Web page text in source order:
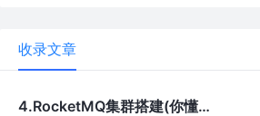
收录文章
4.RocketMQ集群搭建(你懂